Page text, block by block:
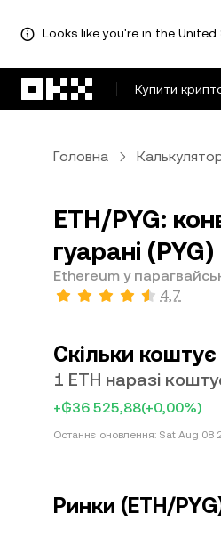
Looks like you're in the
Купити
Головна
ETH/PYG:
гуарані (PYG)
Ethereum у
4,7
Скільки
1 ETH наразі
+₲36 525,88(+0,00%)
Останнє оновлення: Sat Aug 08
Ринки (ETH/